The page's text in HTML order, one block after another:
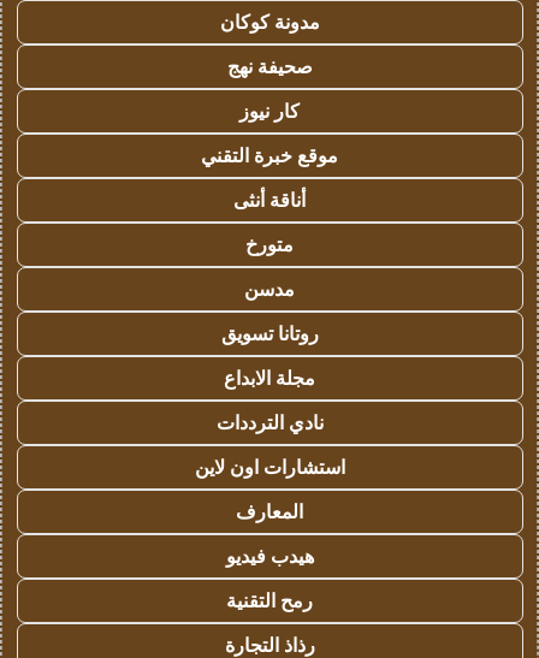
مدونة كوكان
صحيفة نهج
كار نيوز
موقع خبرة التقني
أناقة أنثى
متورخ
مدسن
روتانا تسويق
مجلة الابداع
نادي الترددات
استشارات اون لاين
المعارف
هيدب فيديو
رمح التقنية
رذاذ التجارة